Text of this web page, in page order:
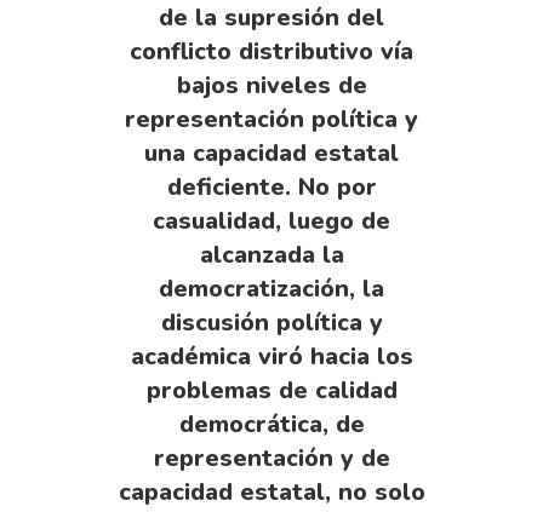
de la supresión del
conflicto distributivo vía
bajos niveles de
representación política y
una capacidad estatal
deficiente. No por
casualidad, luego de
alcanzada la
democratización, la
discusión política y
académica viró hacia los
problemas de calidad
democrática, de
representación y de
capacidad estatal, no solo